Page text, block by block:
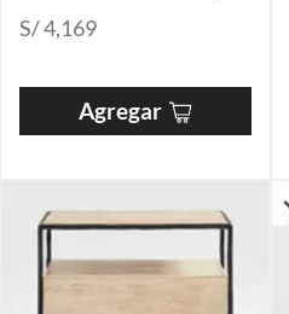
S/ 4,169
Agregar